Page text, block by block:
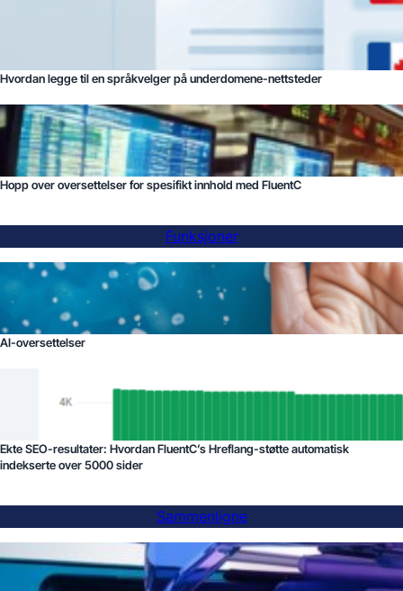
Hvordan legge til en språkvelger på underdomene-nettsteder
Hopp over oversettelser for spesifikt innhold med FluentC
Funksjoner
AI-oversettelser
Ekte SEO-resultater: Hvordan FluentC’s Hreflang-støtte automatisk
indekserte over 5000 sider
Sammenligne